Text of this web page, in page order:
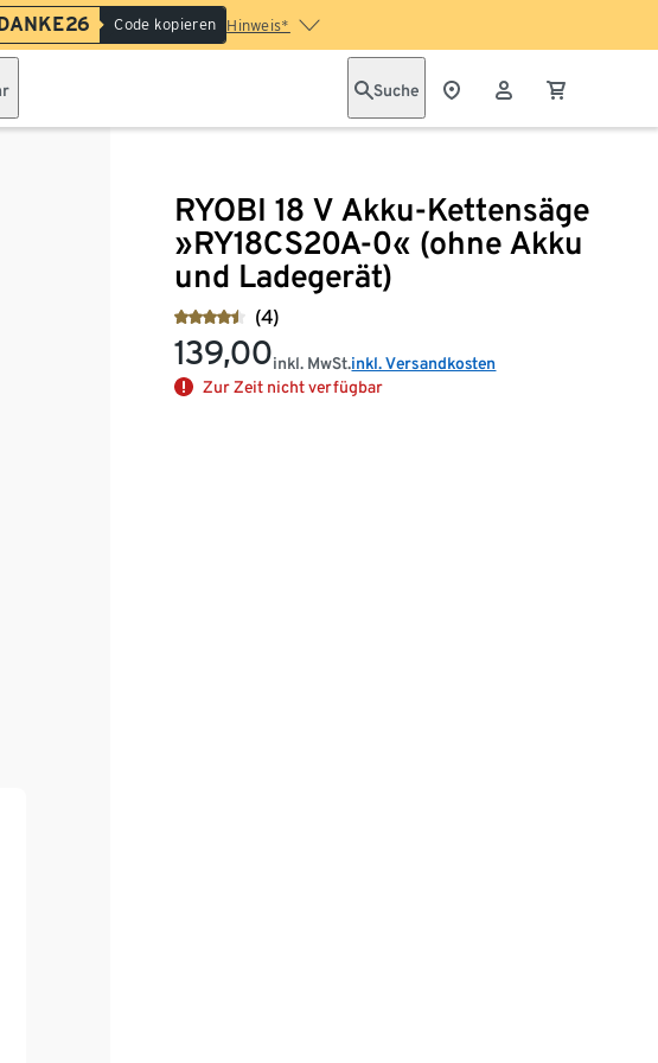
Code kopieren Hinweis*
Suche
RYOBI 18 V Akku-Kettensäge
»RY18CS20A-0« (ohne Akku
und Ladegerät)
(4)
139,00inkl. MwSt.inkl. Versandkosten
Zur Zeit nicht verfügbar